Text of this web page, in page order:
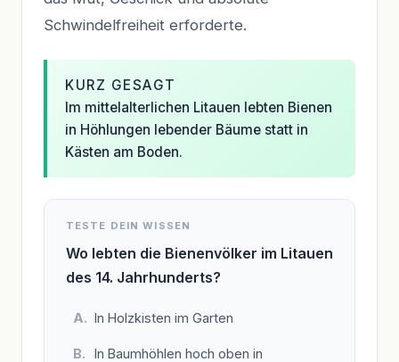
Schwindelfreiheit erforderte.
KURZ GESAGT
Im mittelalterlichen Litauen lebten Bienen
in Höhlungen lebender Bäume statt in
Kästen am Boden.
TESTE DEIN WISSEN
Wo lebten die Bienenvölker im Litauen
des 14. Jahrhunderts?
In Holzkisten im Garten
In Baumhöhlen hoch oben in